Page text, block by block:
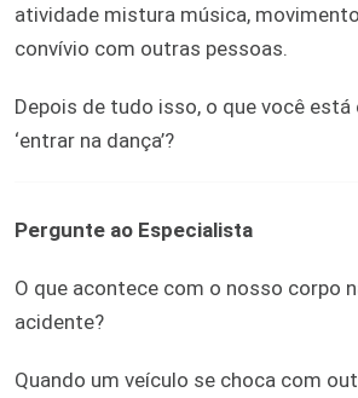
atividade mistura música,
convívio com outras pessoas.
Depois de tudo isso, o que você está
‘entrar na dança’?
Pergunte ao Especialista
O que acontece com o nosso corpo
acidente?
Quando um veículo se choca com